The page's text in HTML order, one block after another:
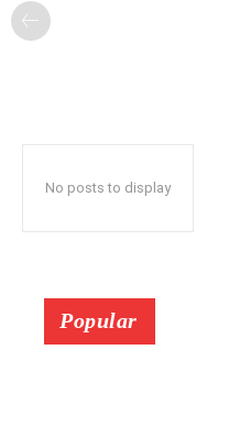
No posts to display
Popular